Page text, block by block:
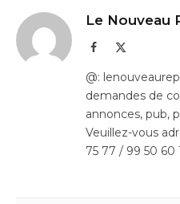
Le Nouveau
Facebook
@:
demandes de
annonces, pub,
Veuillez-vous
75 77 / 99 50 60